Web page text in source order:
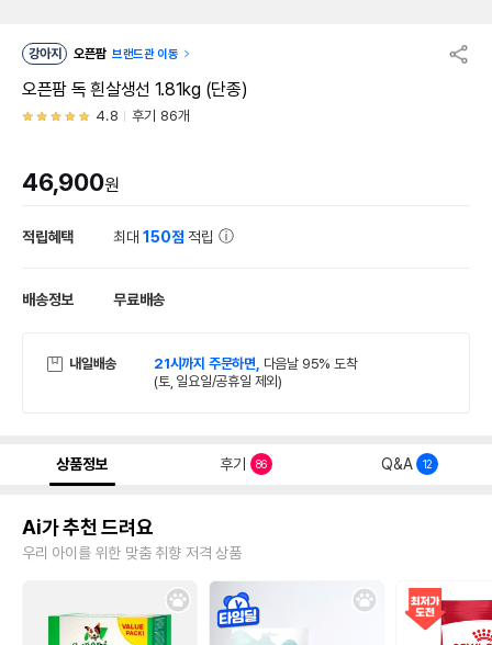
강아지 오픈팜 브랜드관 이동
오픈팜 독 흰살생선 1.81kg (단종)
4.8 후기 86개
46,900원
적립혜택 최대150점 적립
배송정보 무료배송
내일배송 21시까지 주문하면, 다음날 95% 도착
(토, 일요일/공휴일 제외)
상품정보 후기 86 Q&A 12
Ai가 추천 드려요
우리 아이를 위한 맞춤 취향 저격 상품